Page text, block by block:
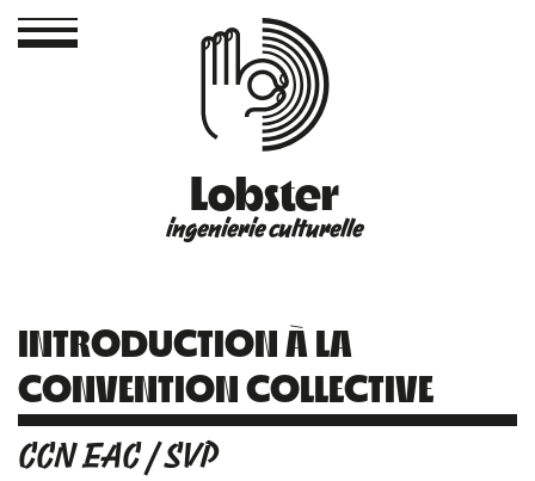
Lobster
ingenierie culturelle
INTRODUCTION À LA
CONVENTION COLLECTIVE
CCN EAC / SVP